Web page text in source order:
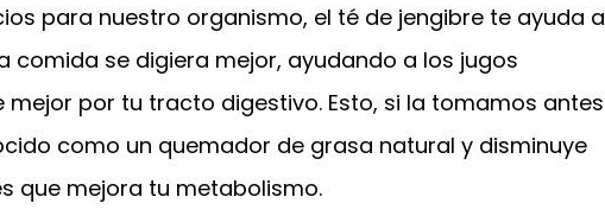
para nuestro organismo, el té de jengibre te ayuda a
comida se digiera mejor, ayudando a los jugos
por tu tracto digestivo. Esto, si la tomamos antes
como un quemador de grasa natural y disminuye
que mejora tu metabolismo.